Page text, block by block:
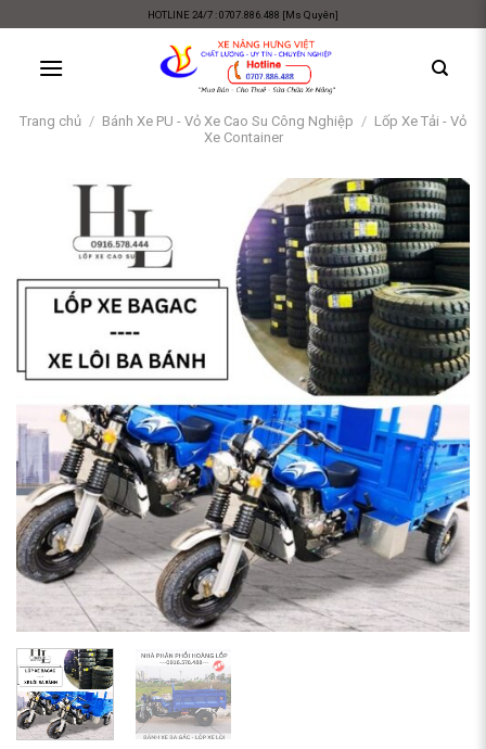
content
HOTLINE 24/7 : 0707.886.488 [Ms Quyên]
Trang chủ / Bánh Xe PU - Vỏ Xe Cao Su Công Nghiệp / Lốp Xe Tải - Vỏ
Xe Container